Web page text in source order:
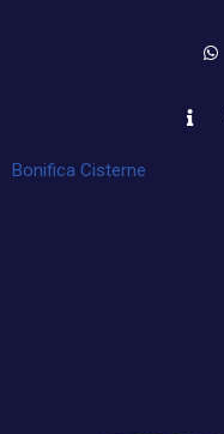
Bonifica Cisterne